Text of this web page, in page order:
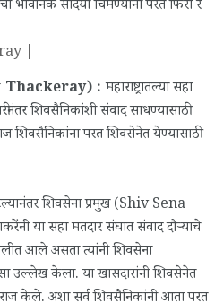
|
Thackeray) :महाराष्ट्रातल्या सहा
शिवसैनिकांशी संवाद साधण्यासाठी
शिवसैनिकांना परत शिवसेनेत येण्यासाठी
शिवसेना प्रमुख (Shiv Sena
या सहा मतदार संघात संवाद दौर्‍याचे
आले असता त्यांनी शिवसेना
उल्लेख केला. या खासदारांनी शिवसेनेत